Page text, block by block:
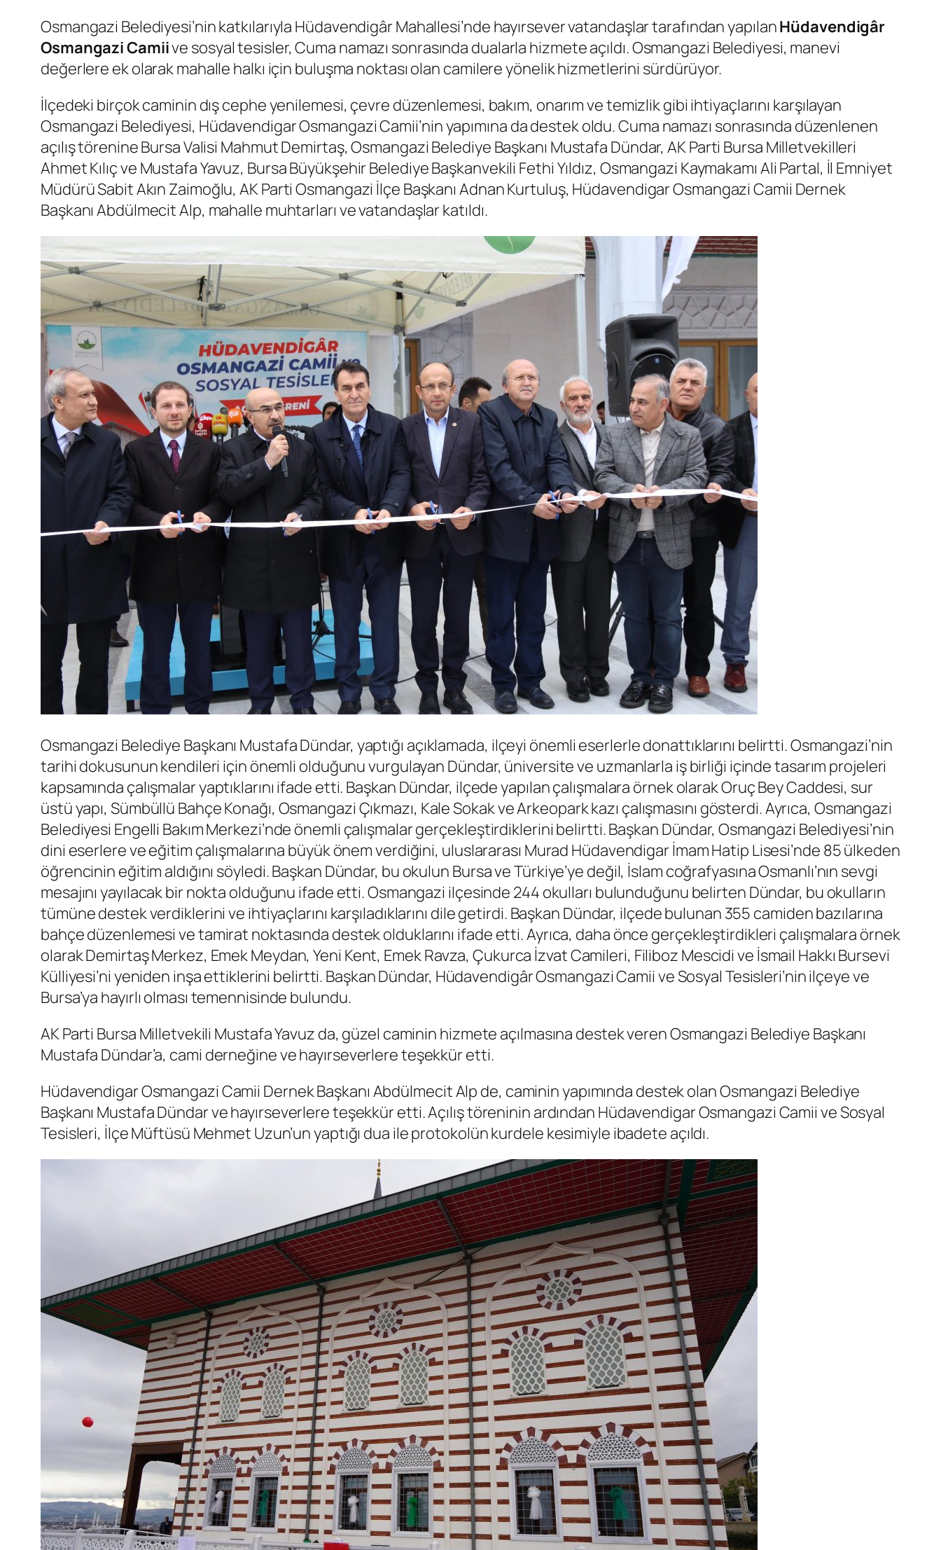
Osmangazi Belediyesi’nin katkılarıyla Hüdavendigâr Mahallesi’nde hayırsever vatandaşlar tarafından yapılanHüdavendigâr
Osmangazi Camiive sosyal tesisler, Cuma namazı sonrasında dualarla hizmete açıldı. Osmangazi Belediyesi, manevi
değerlere ek olarak mahalle halkı için buluşma noktası olan camilere yönelik hizmetlerini sürdürüyor.
İlçedeki birçok caminin dış cephe yenilemesi, çevre düzenlemesi, bakım, onarım ve temizlik gibi ihtiyaçlarını karşılayan
Osmangazi Belediyesi, Hüdavendigar Osmangazi Camii’nin yapımına da destek oldu. Cuma namazı sonrasında düzenlenen
açılış törenine Bursa Valisi Mahmut Demirtaş, Osmangazi Belediye Başkanı Mustafa Dündar, AK Parti Bursa Milletvekilleri
Ahmet Kılıç ve Mustafa Yavuz, Bursa Büyükşehir Belediye Başkanvekili Fethi Yıldız, Osmangazi Kaymakamı Ali Partal, İl Emniyet
Müdürü Sabit Akın Zaimoğlu, AK Parti Osmangazi İlçe Başkanı Adnan Kurtuluş, Hüdavendigar Osmangazi Camii Dernek
Başkanı Abdülmecit Alp, mahalle muhtarları ve vatandaşlar katıldı.
Osmangazi Belediye Başkanı Mustafa Dündar, yaptığı açıklamada, ilçeyi önemli eserlerle donattıklarını belirtti. Osmangazi’nin
tarihi dokusunun kendileri için önemli olduğunu vurgulayan Dündar, üniversite ve uzmanlarla iş birliği içinde tasarım projeleri
kapsamında çalışmalar yaptıklarını ifade etti. Başkan Dündar, ilçede yapılan çalışmalara örnek olarak Oruç Bey Caddesi, sur
üstü yapı, Sümbüllü Bahçe Konağı, Osmangazi Çıkmazı, Kale Sokak ve Arkeopark kazı çalışmasını gösterdi. Ayrıca, Osmangazi
Belediyesi Engelli Bakım Merkezi’nde önemli çalışmalar gerçekleştirdiklerini belirtti. Başkan Dündar, Osmangazi Belediyesi’nin
dini eserlere ve eğitim çalışmalarına büyük önem verdiğini, uluslararası Murad Hüdavendigar İmam Hatip Lisesi’nde 85 ülkeden
öğrencinin eğitim aldığını söyledi. Başkan Dündar, bu okulun Bursa ve Türkiye’ye değil, İslam coğrafyasına Osmanlı’nın sevgi
mesajını yayılacak bir nokta olduğunu ifade etti. Osmangazi ilçesinde 244 okulları bulunduğunu belirten Dündar, bu okulların
tümüne destek verdiklerini ve ihtiyaçlarını karşıladıklarını dile getirdi. Başkan Dündar, ilçede bulunan 355 camiden bazılarına
bahçe düzenlemesi ve tamirat noktasında destek olduklarını ifade etti. Ayrıca, daha önce gerçekleştirdikleri çalışmalara örnek
olarak Demirtaş Merkez, Emek Meydan, Yeni Kent, Emek Ravza, Çukurca İzvat Camileri, Filiboz Mescidi ve İsmail Hakkı Bursevi
Külliyesi’ni yeniden inşa ettiklerini belirtti. Başkan Dündar, Hüdavendigâr Osmangazi Camii ve Sosyal Tesisleri’nin ilçeye ve
Bursa’ya hayırlı olması temennisinde bulundu.
AK Parti Bursa Milletvekili Mustafa Yavuz da, güzel caminin hizmete açılmasına destek veren Osmangazi Belediye Başkanı
Mustafa Dündar’a, cami derneğine ve hayırseverlere teşekkür etti.
Hüdavendigar Osmangazi Camii Dernek Başkanı Abdülmecit Alp de, caminin yapımında destek olan Osmangazi Belediye
Başkanı Mustafa Dündar ve hayırseverlere teşekkür etti. Açılış töreninin ardından Hüdavendigar Osmangazi Camii ve Sosyal
Tesisleri, İlçe Müftüsü Mehmet Uzun’un yaptığı dua ile protokolün kurdele kesimiyle ibadete açıldı.